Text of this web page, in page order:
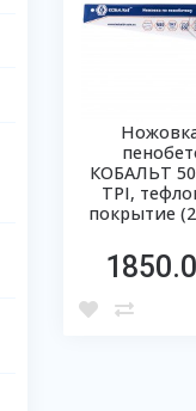
КОБАЛЬТ
TPI,
покрытие